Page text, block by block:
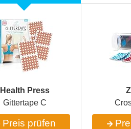
‎Health Press
Gittertape C
Preis prüfen